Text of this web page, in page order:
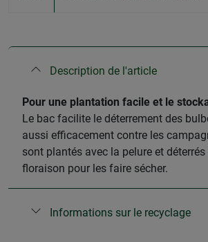
Description de l'article
​Pour une plantation facile et le
Le bac facilite le déterrement des
aussi efficacement contre les
sont plantés avec la pelure et
floraison pour les faire sécher.
Informations sur le recyclage